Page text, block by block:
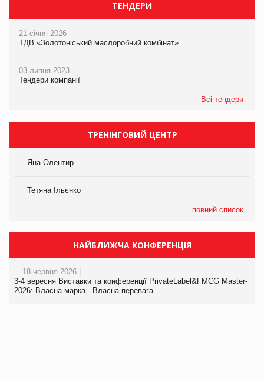
ТЕНДЕРИ
21 січня 2026
ТДВ «Золотоніський маслоробний комбінат»
03 липня 2023
Тендери компанії
Всі тендери
ТРЕНІНГОВИЙ ЦЕНТР
Яна Олентир
Тетяна Ільєнко
повний список
НАЙБЛИЖЧА КОНФЕРЕНЦІЯ
18 червня 2026 |
3-4 вересня Виставки та конференції PrivateLabel&FMCG Master-
2026: Власна марка - Власна перевага